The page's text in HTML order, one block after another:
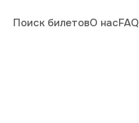
Поиск билетовО насFAQ